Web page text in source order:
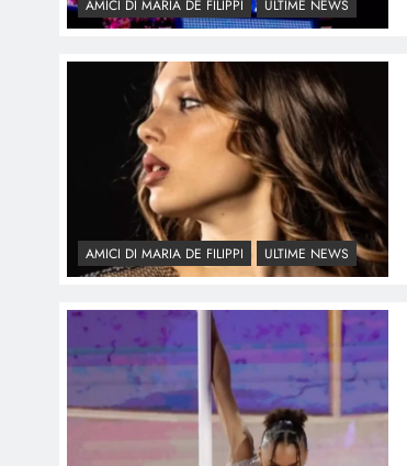
AMICI DI MARIA DE FILIPPI ULTIME NEWS
AMICI DI MARIA DE FILIPPI ULTIME NEWS